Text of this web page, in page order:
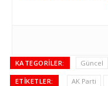
KATEGORILER: Güncel
ETIKETLER: AK Parti